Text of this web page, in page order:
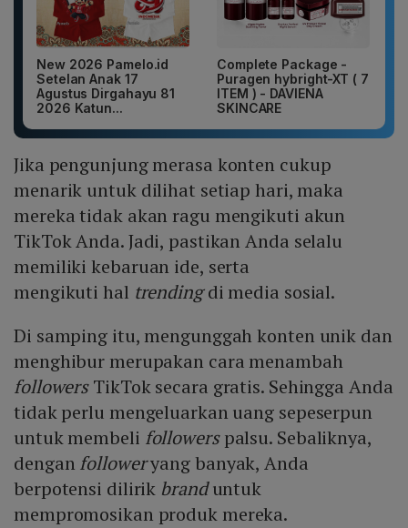
New 2026 Pamelo.id
Setelan Anak 17
Agustus Dirgahayu 81
2026 Katun...
Complete Package -
Puragen hybright-XT ( 7
ITEM ) - DAVIENA
SKINCARE
Jika pengunjung merasa konten cukup
menarik untuk dilihat setiap hari, maka
mereka tidak akan ragu mengikuti akun
TikTok Anda. Jadi, pastikan Anda selalu
memiliki kebaruan ide, serta
mengikuti hal trendingdi media sosial.
Di samping itu, mengunggah konten unik dan
menghibur merupakan cara menambah
followersTikTok secara gratis. Sehingga Anda
tidak perlu mengeluarkan uang sepeserpun
untuk membeli followerspalsu. Sebaliknya,
dengan followeryang banyak, Anda
berpotensi dilirik branduntuk
mempromosikan produk mereka.